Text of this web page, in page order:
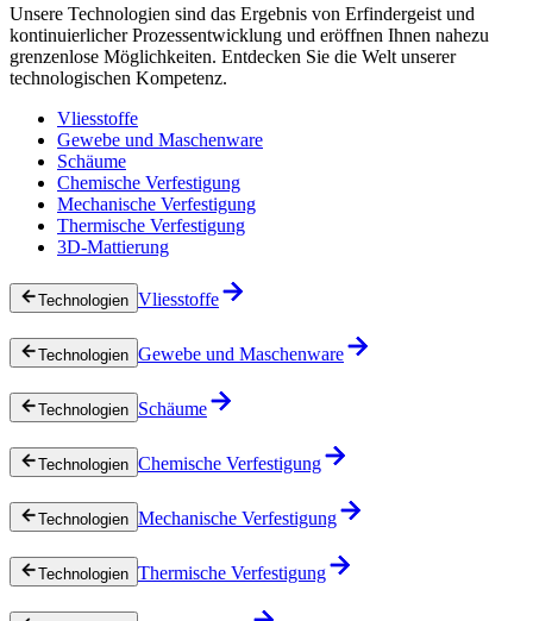
Unsere Technologien sind das Ergebnis von Erfindergeist und
kontinuierlicher Prozessentwicklung und eröffnen Ihnen nahezu
grenzenlose Möglichkeiten. Entdecken Sie die Welt unserer
technologischen Kompetenz.
Vliesstoffe
Gewebe und Maschenware
Schäume
Chemische Verfestigung
Mechanische Verfestigung
Thermische Verfestigung
3D-Mattierung
Technologien Vliesstoffe
Technologien Gewebe und Maschenware
Technologien Schäume
Technologien Chemische Verfestigung
Technologien Mechanische Verfestigung
Technologien Thermische Verfestigung